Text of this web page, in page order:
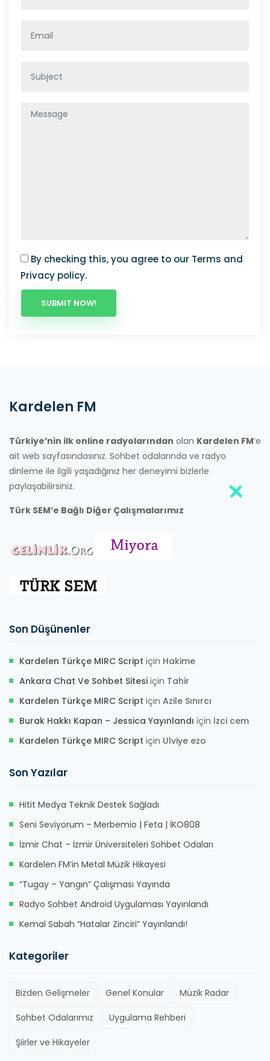
By checking this, you agree to our Terms and
Privacy policy.
Kardelen FM
Türkiye’nin ilk online radyolarından olan Kardelen FM‘e
ait web sayfasındasınız. Sohbet odalarında ve radyo
dinleme ile ilgili yaşadığınız her deneyimi bizlerle
paylaşabilirsiniz.
Türk SEM’e Bağlı Diğer Çalışmalarımız
Son Düşünenler
Kardelen Türkçe MIRC Script için Hakime
Ankara Chat Ve Sohbet Sitesi için Tahir
Kardelen Türkçe MIRC Script için Azile Sınırcı
Burak Hakkı Kapan – Jessica Yayınlandı için İzci cem
Kardelen Türkçe MIRC Script için Ulviye ezo
Son Yazılar
Hitit Medya Teknik Destek Sağladı
Seni Seviyorum – Merbemio | Feta | İKO808
İzmir Chat – İzmir Üniversiteleri Sohbet Odaları
Kardelen FM’in Metal Müzik Hikayesi
“Tugay – Yangın” Çalışması Yayında
Radyo Sohbet Android Uygulaması Yayınlandı
Kemal Sabah “Hatalar Zinciri” Yayınlandı!
Kategoriler
Bizden Gelişmeler Genel Konular Müzik Radar
Sohbet Odalarımız Uygulama Rehberi
Şiirler ve Hikayeler